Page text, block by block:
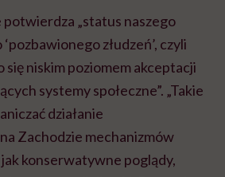
potwierdza „status naszego
złudzeń’, czyli
niskim poziomem akceptacji
systemy społeczne”. „Takie
działanie
Zachodzie mechanizmów
konserwatywne poglądy,